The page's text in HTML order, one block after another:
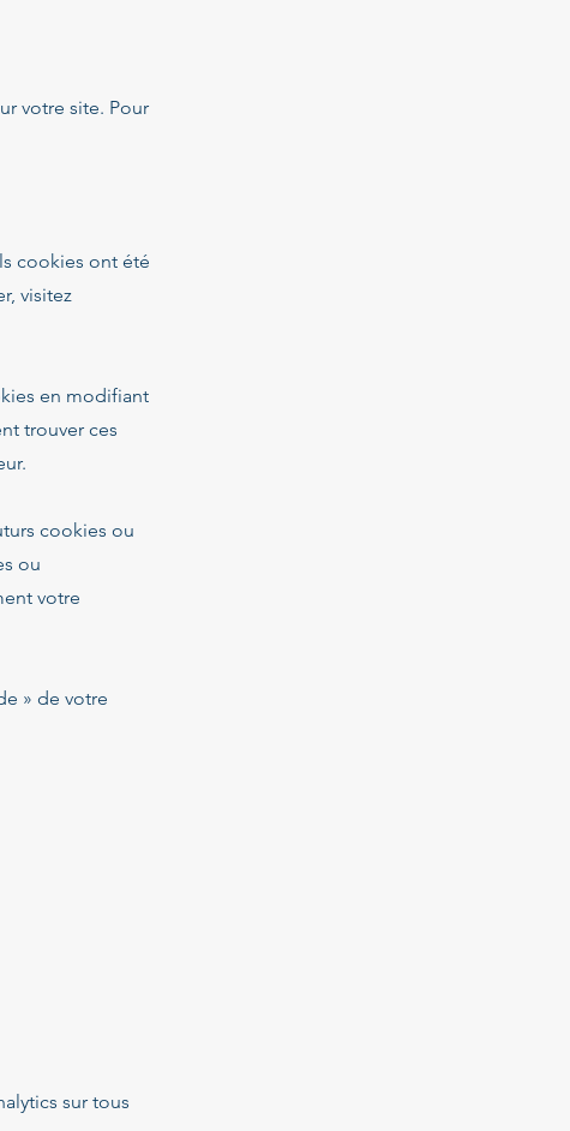
votre site. Pour
cookies ont été
visitez
en modifiant
trouver ces
cookies ou
ou
votre
» de votre
sur tous